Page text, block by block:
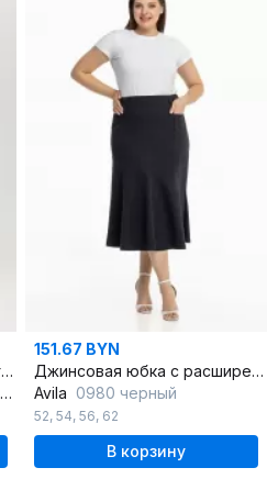
Демисезонная юбка прямого силуэта с разрезом-шлицей
151.67 BYN
Джинсовая юбка с расширением и клиньями для повседневности
Avila 0980 черный
52, 54, 56, 62
В корзину